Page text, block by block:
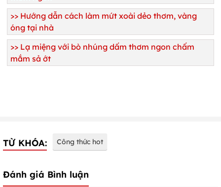
>> Hướng dẫn cách làm mứt xoài dẻo thơm, vàng
óng tại nhà
>> Lạ miệng với bò nhúng dấm thơm ngon chấm
mắm sả ớt
TỪ KHÓA: Công thức hot
Đánh giá Bình luận